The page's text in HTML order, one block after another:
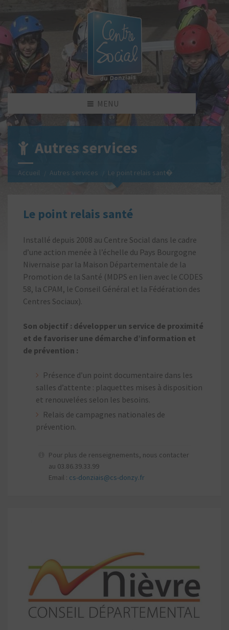
MENU
Autres services
Accueil Autres services Le point relais sant�
Le point relais santé
Installé depuis 2008 au Centre Social dans le cadre
d’une action menée à l’échelle du Pays Bourgogne
Nivernaise par la Maison Départementale de la
Promotion de la Santé (MDPS en lien avec le CODES
58, la CPAM, le Conseil Général et la Fédération des
Centres Sociaux).
Son objectif : développer un service de proximité
et de favoriser une démarche d’information et
de prévention :
Présence d’un point documentaire dans les
salles d’attente : plaquettes mises à disposition
et renouvelées selon les besoins.
Relais de campagnes nationales de
prévention.
Pour plus de renseignements, nous contacter
au 03.86.39.33.99
Email : cs-donziais@cs-donzy.fr